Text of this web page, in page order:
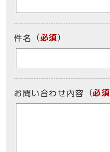
件名 （必須）
お問い合わせ内容 （必須